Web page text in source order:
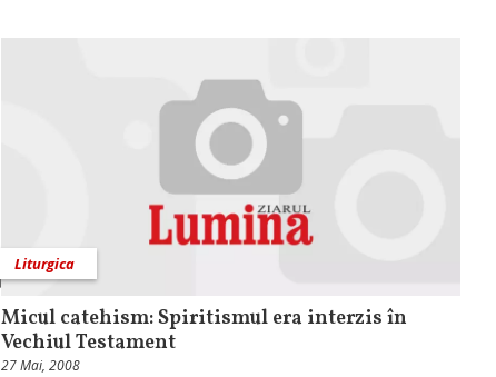
Liturgica
Micul catehism: Spiritismul era interzis în
Vechiul Testament
27 Mai, 2008